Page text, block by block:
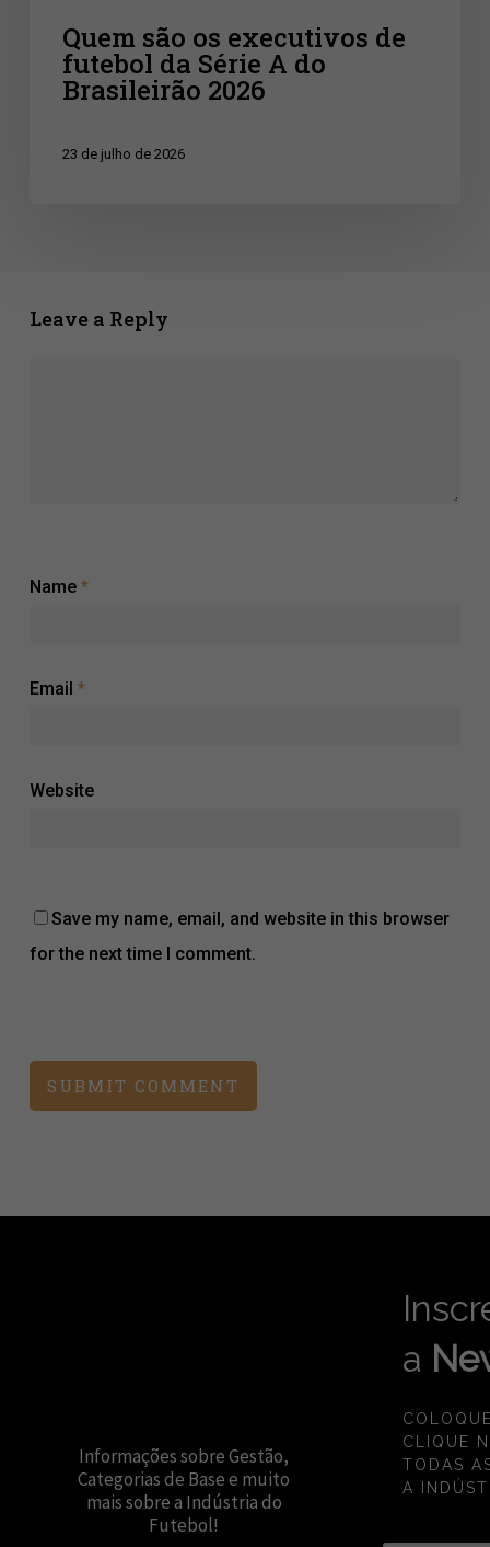
futebol
Quem são os executivos de
futebol da Série A do
Brasileirão 2026
23 de julho de 2026
Leave a Reply
Name *
Email *
Website
Save my name, email, and website in this browser
for the next time I comment.
Informações sobre Gestão,
Categorias de Base e muito
mais sobre a Indústria do
Futebol!
a
CLIQUE
TODAS
A